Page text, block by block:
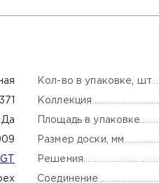
Да
Кол-во в упаковке, шт
Коллекция
Площадь в упаковке
Размер доски, мм
Решения
Соединение